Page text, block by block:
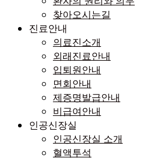
찾아오시는길
진료안내
의료진소개
외래진료안내
입퇴원안내
면회안내
제증명발급안내
비급여안내
인공신장실
인공신장실 소개
혈액투석